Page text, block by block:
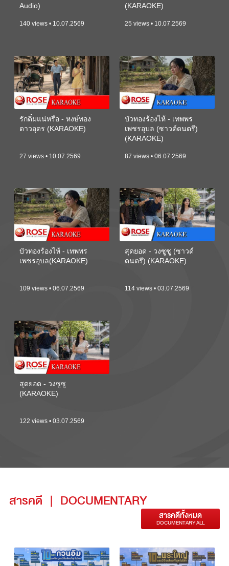
Audio)
140 views • 10.07.2569
(KARAOKE)
25 views • 10.07.2569
รักติ๋มแน่หรือ - หงษ์ทอง
ดาวอุดร (KARAOKE)
27 views • 10.07.2569
บัวทองร้องไห้ - เทพพร
เพชรอุบล (ซาวด์ดนตรี)
(KARAOKE)
87 views • 06.07.2569
บัวทองร้องไห้ - เทพพร
เพชรอุบล(KARAOKE)
109 views • 06.07.2569
สุดยอด - วงซูซู (ซาวด์
ดนตรี) (KARAOKE)
114 views • 03.07.2569
สุดยอด - วงซูซู
(KARAOKE)
122 views • 03.07.2569
สารคดี | DOCUMENTARY
สารคดีทั้งหมด
DOCUMENTARY ALL